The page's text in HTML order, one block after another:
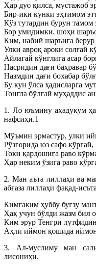
Ҳар дуо қилса, мустажоб
Бир-ики кунки эҳтимом
Кўз тутардин бурун тамом
Бор умидимки, шоҳи
Ким, набий шаръиға берур
Улки авроқ ароки солғай
Айлагай кўнглига асар
Насридин дағи баҳравар
Назмдин дағи бохабар
Бу кун ўлса ҳадисларга
Тонгла бўлғай муҳаддис
1. Ло юъмину аҳадукум
нафсиҳи.1
Мўъмин эрмастур, улки
Рўзгорида юз сафо кўргай,
Токи қардошиға раво
Ҳар неким ўзига раво
2. Ман аъта лиллаҳи ва
абғаза лиллаҳи фақад-
Кимгаким ҳуббу буғзу
Ҳақ учун бўлди жазм бил
Ким эрур Тенгри
Аҳли иймон қошида
3. Ал-муслиму ман
лисониҳи.